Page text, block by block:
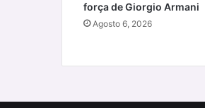
força de Giorgio Armani
Agosto 6, 2026